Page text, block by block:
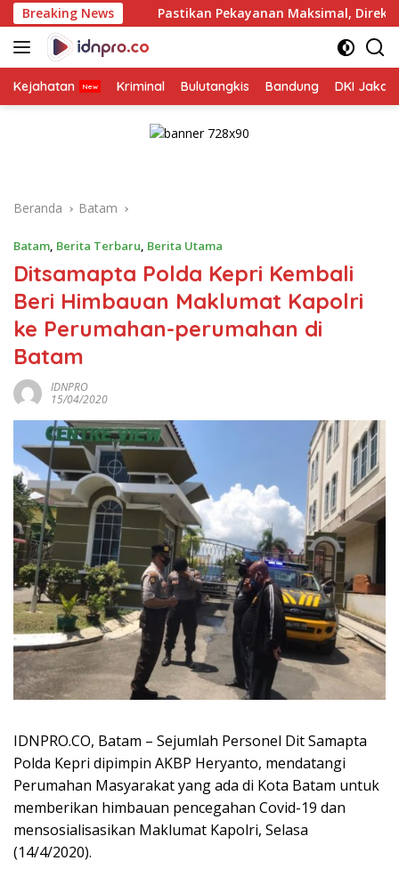
Langsung
ke
konten
Breaking News
Pastikan Pekayanan Maksimal, Direksi Jasa Raharja Tinjau
Kejahatan Kriminal Bulutangkis Bandung DKI
Beranda Batam
Batam, Berita Terbaru, Berita Utama
Ditsamapta Polda Kepri Kembali
Beri Himbauan Maklumat Kapolri
ke Perumahan-perumahan di
Batam
IDNPRO
15/04/2020
IDNPRO.CO, Batam – Sejumlah Personel Dit Samapta
Polda Kepri dipimpin AKBP Heryanto, mendatangi
Perumahan Masyarakat yang ada di Kota Batam untuk
memberikan himbauan pencegahan Covid-19 dan
mensosialisasikan Maklumat Kapolri, Selasa
(14/4/2020).